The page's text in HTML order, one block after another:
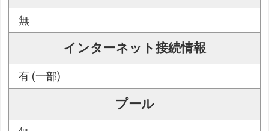
無
インターネット接続情報
有 (一部)
プール